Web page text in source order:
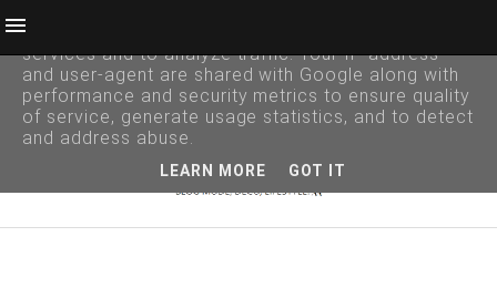
This site uses cookies from Google to deliver its
services and to analyze traffic. Your IP address
and user-agent are shared with Google along with
performance and security metrics to ensure quality
of service, generate usage statistics, and to detect
and address abuse.
LEARN MORE GOT IT